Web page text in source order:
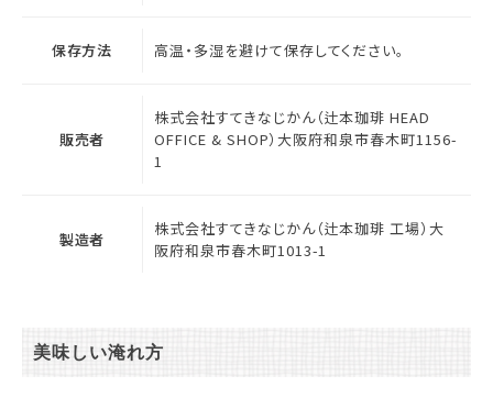
保存方法 高温・多湿を避けて保存してください。
販売者
株式会社すてきなじかん（辻本珈琲 HEAD
OFFICE & SHOP）大阪府和泉市春木町1156-
1
製造者
株式会社すてきなじかん（辻本珈琲 工場）大
阪府和泉市春木町1013-1
美味しい淹れ方